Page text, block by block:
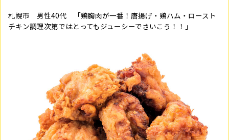
札幌市 男性40代 「鶏胸肉が一番！唐揚げ・鶏ハム・ロースト
チキン調理次第ではとってもジューシーでさいこう！！」